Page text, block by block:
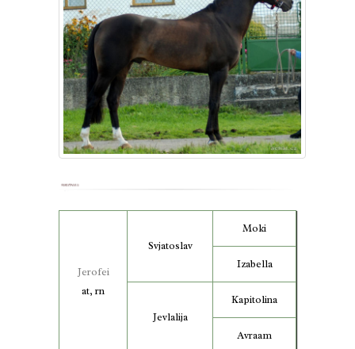
Jerofei
at, rn
Svjatoslav
Moki
Izabella
Jevlalija
Kapitolina
Avraam